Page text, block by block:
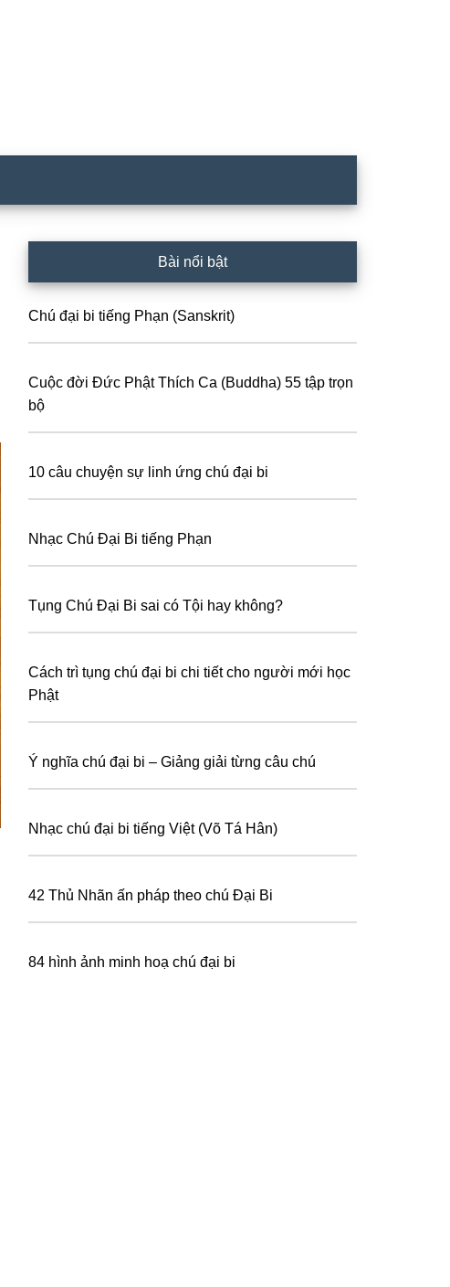
Sidebar
Bài nổi bật
Chú đại bi tiếng Phạn (Sanskrit)
Cuộc đời Đức Phật Thích Ca (Buddha) 55 tập trọn
bộ
10 câu chuyện sự linh ứng chú đại bi
Nhạc Chú Đại Bi tiếng Phạn
Tụng Chú Đại Bi sai có Tội hay không?
Cách trì tụng chú đại bi chi tiết cho người mới học
Phật
Ý nghĩa chú đại bi – Giảng giải từng câu chú
Nhạc chú đại bi tiếng Việt (Võ Tá Hân)
42 Thủ Nhãn ấn pháp theo chú Đại Bi
84 hình ảnh minh hoạ chú đại bi